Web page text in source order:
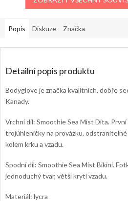
Popis Diskuze Značka
Detailní popis produktu
Bodyglove je značka kvalitních, dobře
Kanady.
Vrchní díl: Smoothie Sea Mist Dita.
trojúhleničky na provázku, odstranitelné
kolem krku a vzadu.
Spodní díl: SmoothieSea Mist Bikini.
jednoduchý tvar, větší krytí vzadu.
Materiál: lycra